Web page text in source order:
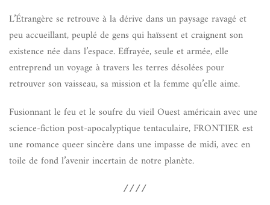
L’Étrangère se retrouve à la dérive dans un paysage ravagé et
peu accueillant, peuplé de gens qui haïssent et craignent son
existence née dans l’espace. Effrayée, seule et armée, elle
entreprend un voyage à travers les terres désolées pour
retrouver son vaisseau, sa mission et la femme qu’elle aime.
Fusionnant le feu et le soufre du vieil Ouest américain avec une
science-fiction post-apocalyptique tentaculaire, FRONTIER est
une romance queer sincère dans une impasse de midi, avec en
toile de fond l’avenir incertain de notre planète.
////